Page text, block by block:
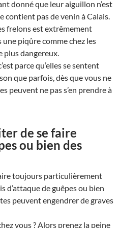
donné que leur aiguillon n’est
contient pas de venin à Calais.
frelons est extrêmement
une piqûre comme chez les
plus dangereux.
parce qu’elles se sentent
que parfois, dès que vous ne
peuvent ne pas s’en prendre à
de se faire
ou bien des
toujours particulièrement
d’attaque de guêpes ou bien
peuvent engendrer de graves
vous ? Alors prenez la peine